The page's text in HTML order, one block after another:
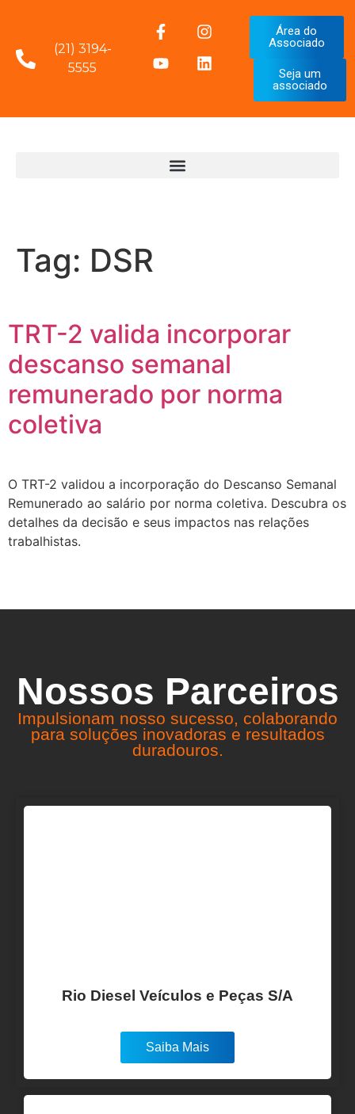
(21) 3194-
5555
Área do
Associado
Seja um
associado
Tag: DSR
TRT-2 valida incorporar
descanso semanal
remunerado por norma
coletiva
O TRT-2 validou a incorporação do Descanso Semanal
Remunerado ao salário por norma coletiva. Descubra os
detalhes da decisão e seus impactos nas relações
trabalhistas.
Nossos Parceiros
Impulsionam nosso sucesso, colaborando
para soluções inovadoras e resultados
duradouros.
Rio Diesel Veículos e Peças S/A
Saiba Mais